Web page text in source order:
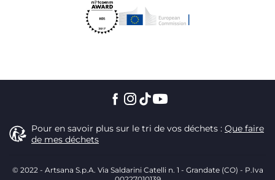
Pour en savoir plus sur le tri de vos déchets : Que faire
de mes déchets
© 2022 - Artsana S.p.A. Via Saldarini Catelli n. 1 - Grandate (CO) - P.Iva